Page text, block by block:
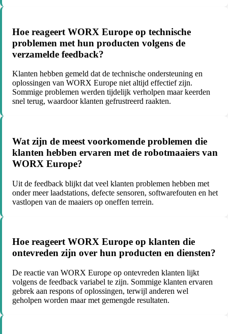
Hoe reageert WORX Europe op technische
problemen met hun producten volgens de
verzamelde feedback?
Klanten hebben gemeld dat de technische ondersteuning en
oplossingen van WORX Europe niet altijd effectief zijn.
Sommige problemen werden tijdelijk verholpen maar keerden
snel terug, waardoor klanten gefrustreerd raakten.
Wat zijn de meest voorkomende problemen die
klanten hebben ervaren met de robotmaaiers van
WORX Europe?
Uit de feedback blijkt dat veel klanten problemen hebben met
onder meer laadstations, defecte sensoren, softwarefouten en het
vastlopen van de maaiers op oneffen terrein.
Hoe reageert WORX Europe op klanten die
ontevreden zijn over hun producten en diensten?
De reactie van WORX Europe op ontevreden klanten lijkt
volgens de feedback variabel te zijn. Sommige klanten ervaren
gebrek aan respons of oplossingen, terwijl anderen wel
geholpen worden maar met gemengde resultaten.